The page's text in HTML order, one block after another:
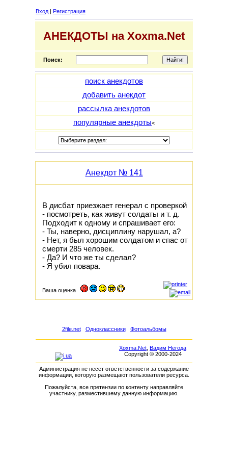
Вход | Регистрация
АНЕКДОТЫ на Xoxma.Net
Поиск:
поиск анекдотов
добавить анекдот
рассылка анекдотов
популярные анекдоты<
Анекдот № 141
В дисбат приезжает генерал с проверкой
- посмотреть, как живут солдаты и т. д.
Подходит к одному и спрашивает его:
- Ты, наверно, дисциплину нарушал, а?
- Нет, я был хорошим солдатом и спас от
смерти 285 человек.
- Да? И что же ты сделал?
- Я убил повара.
Ваша оценка
2file.net Одноклассники Фотоальбомы
Xoxma.Net Вадим Негода
Copyright © 2000-2024
Администрация не несет ответственности за содержание
информации, которую размещают пользователи ресурса.
Пожалуйста, все претензии по контенту направляйте
участнику, разместившему данную информацию.